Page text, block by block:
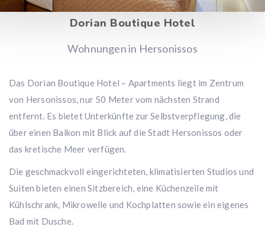
Dorian Boutique Hotel
Wohnungen in Hersonissos
Das Dorian Boutique Hotel – Apartments liegt im Zentrum
von Hersonissos, nur 50 Meter vom nächsten Strand
entfernt. Es bietet Unterkünfte zur Selbstverpflegung, die
über einen Balkon mit Blick auf die Stadt Hersonissos oder
das kretische Meer verfügen.
Die geschmackvoll eingerichteten, klimatisierten Studios und
Suiten bieten einen Sitzbereich, eine Küchenzeile mit
Kühlschrank, Mikrowelle und Kochplatten sowie ein eigenes
Bad mit Dusche.